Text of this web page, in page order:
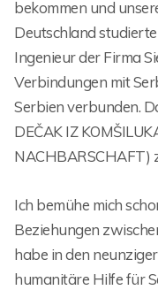
bekommen und
Deutschland
Ingenieur der Firma
Verbindungen mit
Serbien verbunden.
DEČAK IZ
NACHBARSCHAFT)
Ich bemühe mich
Beziehungen
habe in den
humanitäre Hilfe für